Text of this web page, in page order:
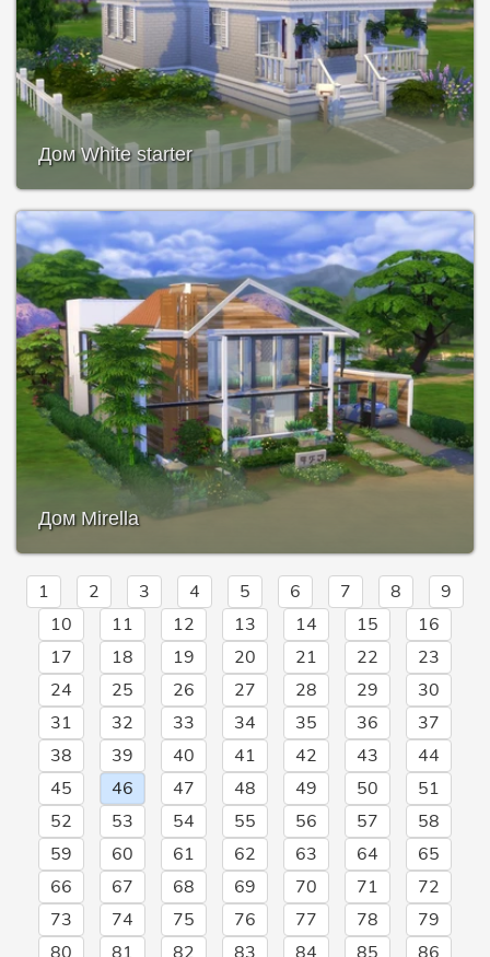
Дом White starter
Дом Mirella
1 2 3 4 5 6 7 8
9
10
11 12 13 14 15
16
17
18 19 20 21 22
23
24
25 26 27 28 29
30
31
32 33 34 35 36
37
38
39 40 41 42 43
44
45
46 47 48 49 50
51
52
53 54 55 56 57
58
59
60 61 62 63 64
65
66
67 68 69 70 71
72
73
74 75 76 77 78
79